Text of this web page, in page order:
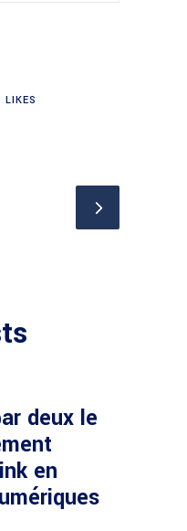
LIKES
deux le
en